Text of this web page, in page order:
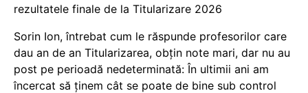
rezultatele finale de la Titularizare 2026
Sorin Ion, întrebat cum le răspunde profesorilor care
dau an de an Titularizarea, obțin note mari, dar nu au
post pe perioadă nedeterminată: În ultimii ani am
încercat să ținem cât se poate de bine sub control